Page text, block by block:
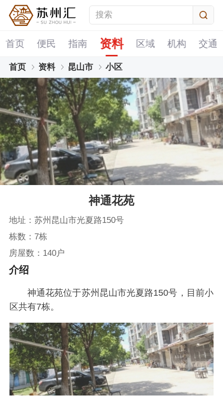
首页 便民 指南 资料 区域 机构 交通
首页 资料 昆山市 小区
神通花苑
地址：苏州昆山市光夏路150号
栋数：7栋
房屋数：140户
介绍
神通花苑位于苏州昆山市光夏路150号，目前小
区共有7栋。